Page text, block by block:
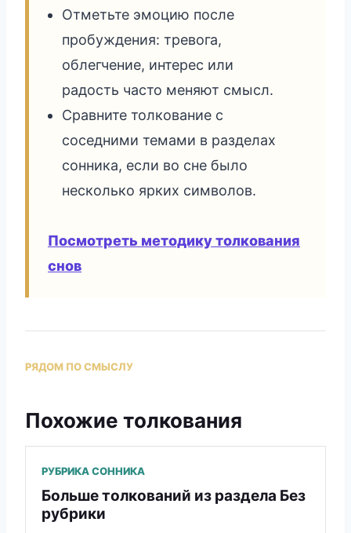
Отметьте эмоцию после
пробуждения: тревога,
облегчение, интерес или
радость часто меняют смысл.
Сравните толкование с
соседними темами в разделах
сонника, если во сне было
несколько ярких символов.
Посмотреть методику толкования
снов
РЯДОМ ПО СМЫСЛУ
Похожие толкования
РУБРИКА СОННИКА
Больше толкований из раздела Без
рубрики